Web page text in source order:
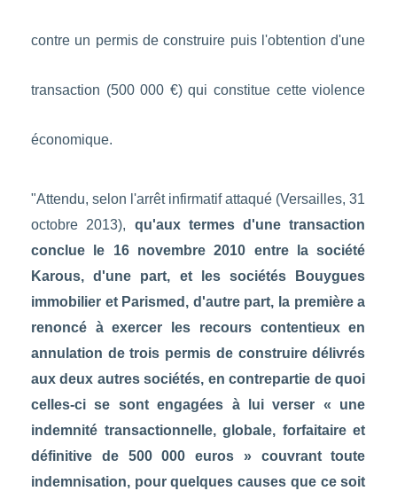
contre un permis de construire puis l'obtention d'une
transaction (500 000 €) qui constitue cette violence
économique.
"Attendu, selon l'arrêt infirmatif attaqué (Versailles, 31
octobre 2013), qu'aux termes d'une transaction
conclue le 16 novembre 2010 entre la société
Karous, d'une part, et les sociétés Bouygues
immobilier et Parismed, d'autre part, la première a
renoncé à exercer les recours contentieux en
annulation de trois permis de construire délivrés
aux deux autres sociétés, en contrepartie de quoi
celles-ci se sont engagées à lui verser « une
indemnité transactionnelle, globale, forfaitaire et
définitive de 500 000 euros » couvrant toute
indemnisation, pour quelques causes que ce soit